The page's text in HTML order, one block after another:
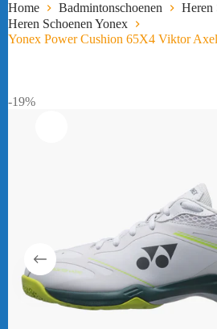
Home Badmintonschoenen
Heren
Heren Schoenen Yonex
Yonex Power Cushion 65X4 Viktor
-19%